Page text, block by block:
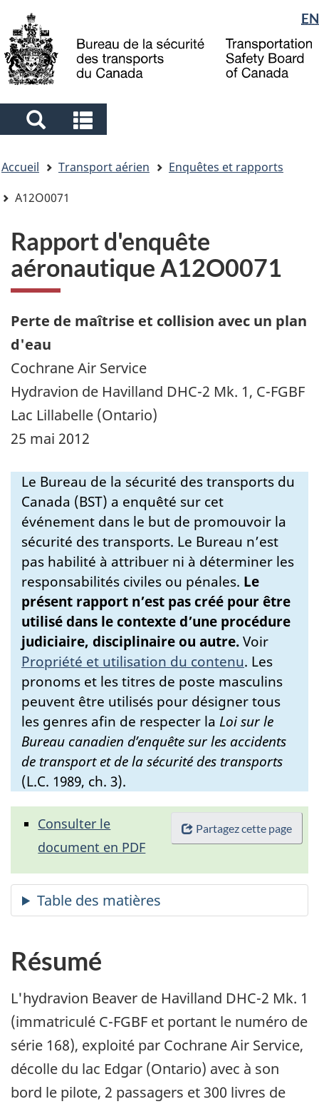
to
main
to
"About
government"
à
la
Sélection
de
la
langue
EN
Search
and
menus
and
menus
êtes
ici
Accueil Transport aérien
Enquêtes et rapports
A12O0071
Rapport d'enquête
aéronautique A12O0071
Perte de maîtrise et collision avec un plan
d'eau
Cochrane Air Service
Hydravion de Havilland DHC-2 Mk. 1, C-FGBF
Lac Lillabelle (Ontario)
25 mai 2012
Le Bureau de la sécurité des transports du
Canada (BST) a enquêté sur cet
événement dans le but de promouvoir la
sécurité des transports. Le Bureau n’est
pas habilité à attribuer ni à déterminer les
responsabilités civiles ou pénales. Le
présent rapport n’est pas créé pour être
utilisé dans le contexte d’une procédure
judiciaire, disciplinaire ou autre.Voir
Propriété et utilisation du contenu. Les
pronoms et les titres de poste masculins
peuvent être utilisés pour désigner tous
les genres afin de respecter la Loi sur le
Bureau canadien d’enquête sur les accidents
de transport et de la sécurité des transports
(L.C. 1989, ch. 3).
Partagez cette page
Consulter le
document en PDF
Résumé
L'hydravion Beaver de Havilland DHC-2 Mk. 1
(immatriculé C-FGBF et portant le numéro de
série 168), exploité par Cochrane Air Service,
décolle du lac Edgar (Ontario) avec à son
bord le pilote, 2 passagers et 300 livres de